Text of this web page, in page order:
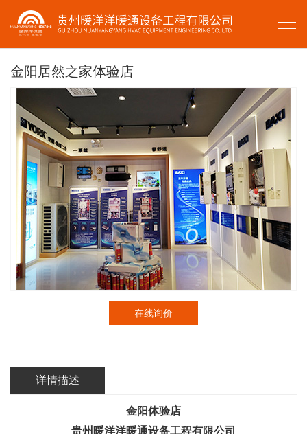
金阳居然之家体验店
在线询价
详情描述
金阳体验店
贵州暖洋洋暖通设备工程有限公司